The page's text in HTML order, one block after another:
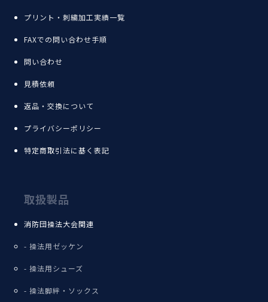
プリント・刺繍加工実績一覧
FAXでの問い合わせ手順
問い合わせ
見積依頼
返品・交換について
プライバシーポリシー
特定商取引法に基く表記
取扱製品
消防団操法大会関連
操法用ゼッケン
操法用シューズ
操法脚絆・ソックス